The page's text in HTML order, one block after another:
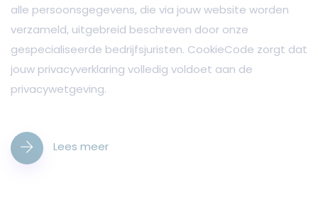
alle persoonsgegevens, die via jouw website worden
verzameld, uitgebreid beschreven door onze
gespecialiseerde bedrijfsjuristen. CookieCode zorgt dat
jouw privacyverklaring volledig voldoet aan de
privacywetgeving.
Lees meer